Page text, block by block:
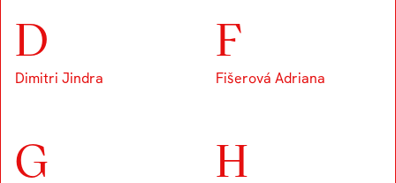
D
Dimitri Jindra
F
Fišerová Adriana
G H